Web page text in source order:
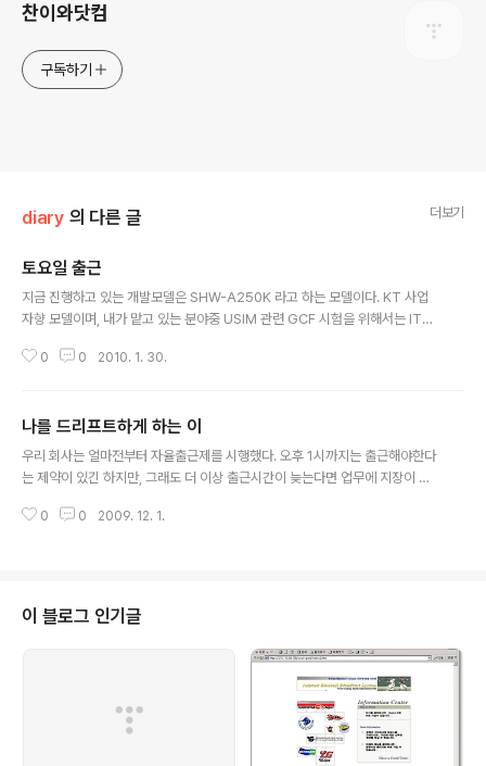
찬이와닷컴
구독하기
diary 의 다른 글 더보기
토요일 출근
지금 진행하고 있는 개발모델은 SHW-A250K 라고 하는 모델이다. KT 사업
자향 모델이며, 내가 맡고 있는 분야중 USIM 관련 GCF 시험을 위해서는 IT3
아랫층에 있는 유럽GSM 팀의 장비를 빌려쓰는 수 밖에 없다. 그동안 그곳의 장
한대가 더 있다고 해서 그걸 빌려쓸 생각으로 주말인 오늘 출근을 했다. 그러나,
아쉬운 소리를 해야하는건 참 싫다. 그 장비는 우리 회사의 공동자산이긴 하지
만, 자기것처럼 관리하고 사용하는 사람들은 분명히 있고, 그래서 나는 빌려쓰
0 0 2010. 1. 30.
나를 드리프트하게 하는 이
우리 회사는 얼마전부터 자율출근제를 시행했다. 오후 1시까지는 출근해야한다
는 제약이 있긴 하지만, 그래도 더 이상 출근시간이 늦는다면 업무에 지장이 있
필요도 없고, 전날 무엇을 하든 부담도 적고, 특히 밤에 아이를 업고 급하게 병원
는 관리자의 선장려와 사원들의 신뢰받을 수 있는 행동이 밑거름 되어야 한다는
것은 자명한 일이다. 7년간 느껴왔던, 눈치보기식 야근위주라 느꼈던 업무분위
0 0 2009. 12. 1.
이 블로그 인기글